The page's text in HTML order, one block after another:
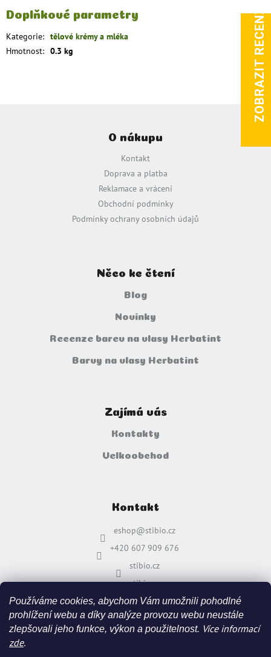
Používáme cookies, abychom Vám umožnili pohodlné
prohlížení webu a díky analýze provozu webu neustále
zlepšovali jeho funkce, výkon a použitelnost. Více informací
zde.
Doplňkové parametry
Kategorie: tělové krémy a mléka
Hmotnost: 0.3 kg
O nákupu
Kontakt
Doprava a platba
Reklamace a vrácení
Obchodní podmínky
Podmínky ochrany osobních údajů
Něco ke čtení
Blog
Novinky
Recenze barev na vlasy Herbatint
Barvy na vlasy Herbatint
Zajímá vás
Kontakty
Velkoobchod
Kontakt
eshop@stibio.cz
+420 607 909 676
stibio.cz
stibio.cz
ZOBRAZIT RECENZE